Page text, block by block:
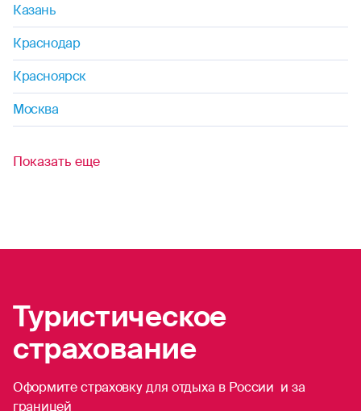
сквош
софтбол
стрельба (любая)
трекинг
теннис (большой)
укадо
фехтование
фигурное катание
Казань
Краснодар
Красноярск
Москва
Показать еще
Туристическое
страхование
Оформите страховку для отдыха в России и за
границей